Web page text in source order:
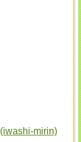
mirin)